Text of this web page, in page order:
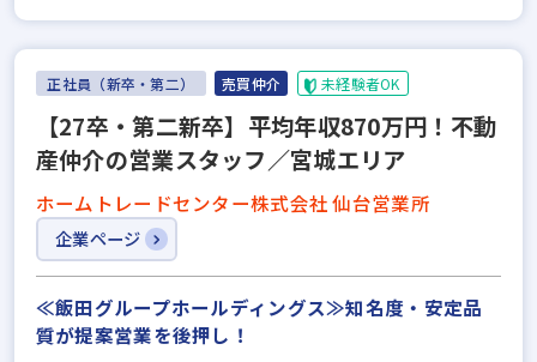
正社員（新卒・第二） 売買仲介 未経験者OK
【27卒・第二新卒】平均年収870万円！不動
産仲介の営業スタッフ／宮城エリア
ホームトレードセンター株式会社 仙台営業所
企業ページ
≪飯田グループホールディングス≫知名度・安定品
質が提案営業を後押し！